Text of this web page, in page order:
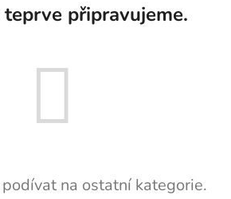
připravujeme.
na ostatní kategorie.